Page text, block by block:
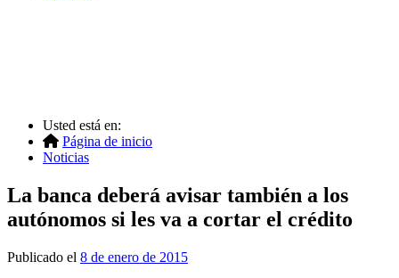
Usted está en:
Página de inicio
Noticias
La banca deberá avisar también a los
autónomos si les va a cortar el crédito
Publicado el 8 de enero de 2015